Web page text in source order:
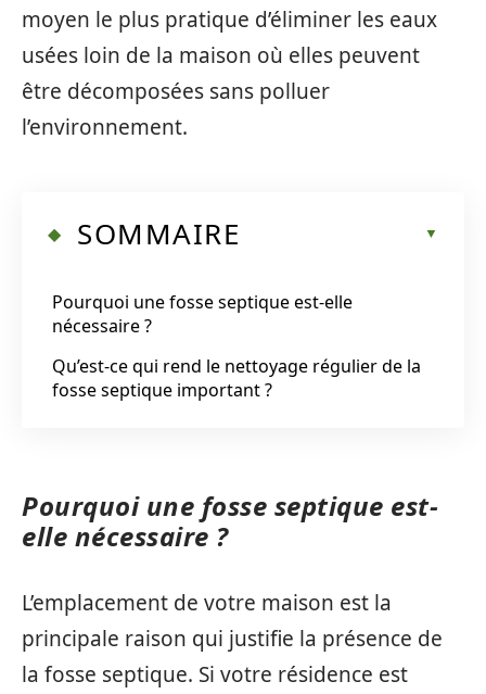
moyen le plus pratique d’éliminer les eaux
usées loin de la maison où elles peuvent
être décomposées sans polluer
l’environnement.
SOMMAIRE
Pourquoi une fosse septique est-elle
nécessaire ?
Qu’est-ce qui rend le nettoyage régulier de la
fosse septique important ?
Pourquoi une fosse septique est-
elle nécessaire ?
L’emplacement de votre maison est la
principale raison qui justifie la présence de
la fosse septique. Si votre résidence est